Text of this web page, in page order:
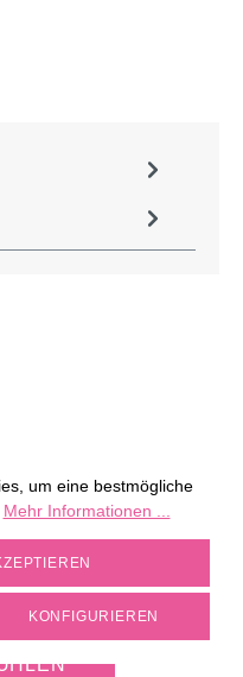
um eine bestmögliche
Mehr Informationen ...
KONFIGURIEREN